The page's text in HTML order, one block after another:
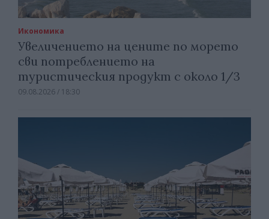
Икономика
Увеличението на цените по морето
сви потреблението на
туристическия продукт с около 1/3
09.08.2026 / 18:30